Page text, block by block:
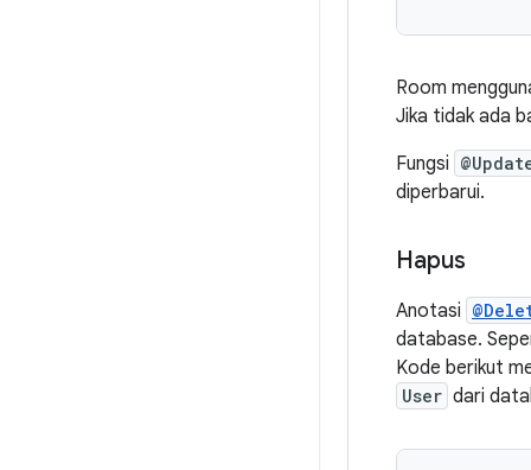
Room
Jika tidak ada
Fungsi
diperbarui.
Hapus
Anotasi
database.
Kode berikut
User dari